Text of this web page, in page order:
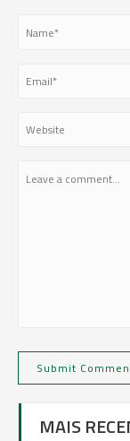
MAIS